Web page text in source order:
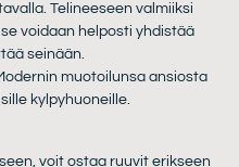
Telineeseen valmiiksi
voidaan helposti yhdistää
seinään.
muotoilunsa ansiosta
kylpyhuoneille.
voit ostaa ruuvit erikseen